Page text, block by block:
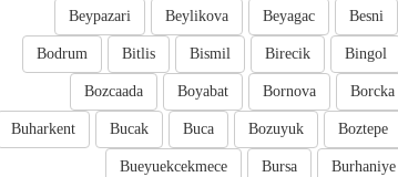
Besni
Beyagac
Beylikova
Beypazari
Bingol
Birecik
Bismil
Bitlis
Bodrum
Borcka
Bornova
Boyabat
Bozcaada
Boztepe
Bozuyuk
Buca
Bucak
Buharkent
Burhaniye
Bursa
Bueyuekcekmece